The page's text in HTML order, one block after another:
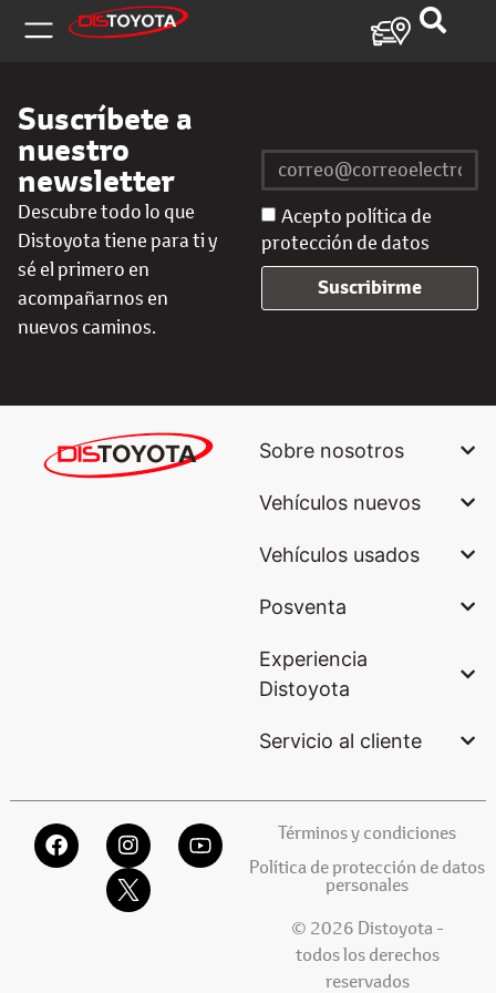
Suscríbete a
nuestro
newsletter
Descubre todo lo que
Distoyota tiene para ti y
sé el primero en
acompañarnos en
nuevos caminos.
Acepto política de
protección de datos
Suscribirme
Sobre nosotros
Vehículos nuevos
Vehículos usados
Posventa
Experiencia
Distoyota
Servicio al cliente
Términos y condiciones
Política de protección de datos
personales
© 2026 Distoyota -
todos los derechos
reservados